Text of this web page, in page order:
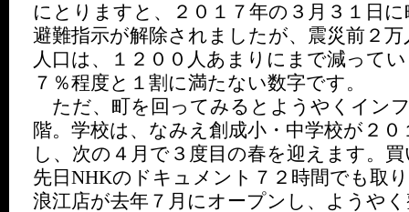
にとりますと、２０１７年の３月３１日
避難指示が解除されましたが、震災前２
人口は、１２００人あまりにまで減って
７％程度と１割に満たない数字です。
ただ、町を回ってみるとようやくイン
階。学校は、なみえ創成小・中学校が２０
し、次の４月で３度目の春を迎えます。
先日NHKのドキュメント７２時間でも取
浪江店が去年７月にオープンし、ようや